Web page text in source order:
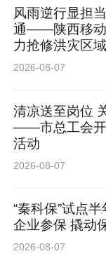
风雨逆行显担
通——陕西移动
力抢修洪灾区
2026-08-07
清凉送至岗位
——市总工会开
活动
2026-08-07
“秦科保”试点
企业参保 撬动
2026-08-07